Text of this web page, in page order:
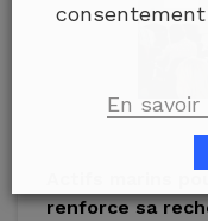
renforce sa
En savoir